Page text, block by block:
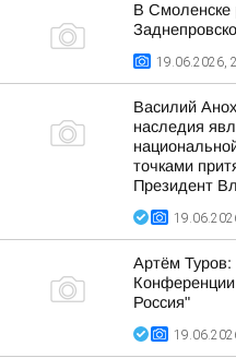
В Смоленске
19.06.2026,
Василий
наследия
точками
Президент
Артём
Россия"